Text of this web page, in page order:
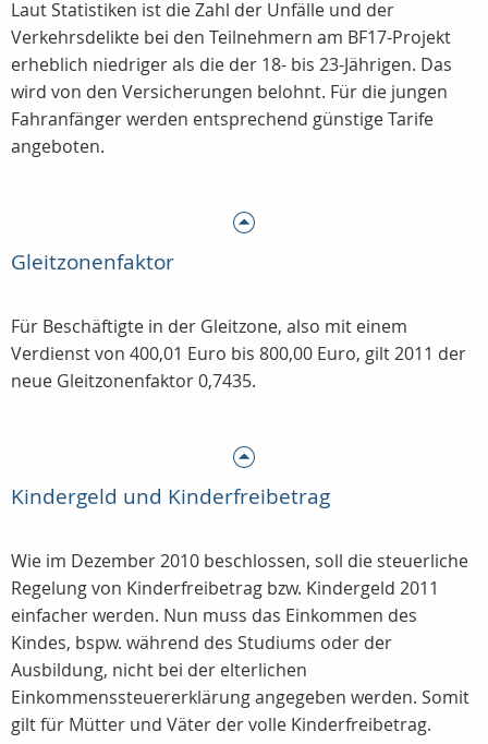
Laut Statistiken ist die Zahl der Unfälle und der
Verkehrsdelikte bei den Teilnehmern am BF17-Projekt
erheblich niedriger als die der 18- bis 23-Jährigen. Das
wird von den Versicherungen belohnt. Für die jungen
Fahranfänger werden entsprechend günstige Tarife
angeboten.
Gleitzonenfaktor
Für Beschäftigte in der Gleitzone, also mit einem
Verdienst von 400,01 Euro bis 800,00 Euro, gilt 2011 der
neue Gleitzonenfaktor 0,7435.
Kindergeld und Kinderfreibetrag
Wie im Dezember 2010 beschlossen, soll die steuerliche
Regelung von Kinderfreibetrag bzw. Kindergeld 2011
einfacher werden. Nun muss das Einkommen des
Kindes, bspw. während des Studiums oder der
Ausbildung, nicht bei der elterlichen
Einkommenssteuererklärung angegeben werden. Somit
gilt für Mütter und Väter der volle Kinderfreibetrag.